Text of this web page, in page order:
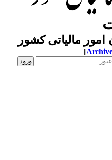
مالیاتی کشور
[